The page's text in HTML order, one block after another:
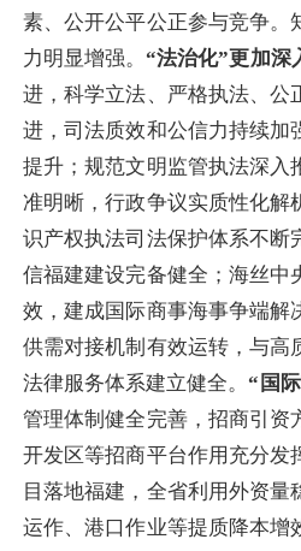
素、公开公平公正参与竞争。
力明显增强。“法治化”更加深
进，科学立法、严格执法、公
进，司法质效和公信力持续加
提升；规范文明监管执法深入
准明晰，行政争议实质性化解
识产权执法司法保护体系不断
信福建建设完备健全；海丝中
效，建成国际商事海事争端解
供需对接机制有效运转，与高
法律服务体系建立健全。“国
管理体制健全完善，招商引资
开发区等招商平台作用充分发
目落地福建，全省利用外资量
运作、港口作业等提质降本增